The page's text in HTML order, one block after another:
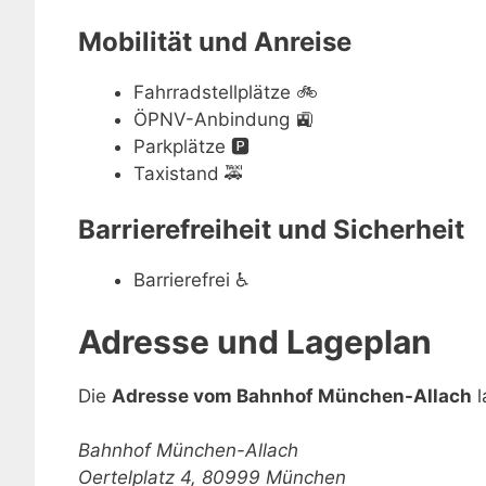
Mobilität und Anreise
Fahrradstellplätze 🚲
ÖPNV-Anbindung 🚉
Parkplätze 🅿️
Taxistand 🚕
Barrierefreiheit und Sicherheit
Barrierefrei ♿
Adresse und Lageplan
Die Adresse vom Bahnhof München-Allach
Bahnhof München-Allach
Oertelplatz 4, 80999 München